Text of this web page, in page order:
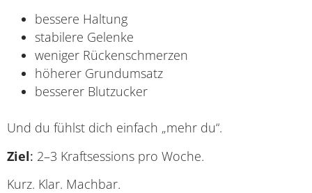
bessere Haltung
stabilere Gelenke
weniger Rückenschmerzen
höherer Grundumsatz
besserer Blutzucker
Und du fühlst dich einfach „mehr du“.
Ziel: 2–3 Kraftsessions pro Woche.
Kurz. Klar. Machbar.